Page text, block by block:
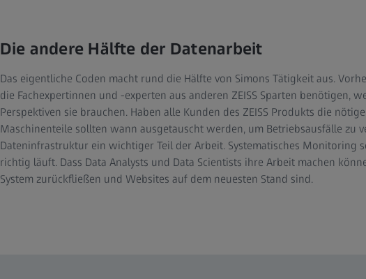
Die andere Hälfte der Datenarbeit
Das eigentliche Coden macht rund die Hälfte von Simons Tätigkeit aus.
die Fachexpertinnen und -experten aus anderen ZEISS Sparten benötigen,
Perspektiven sie brauchen. Haben alle Kunden des ZEISS Produkts die
Maschinenteile sollten wann ausgetauscht werden, um Betriebsausfälle zu
Dateninfrastruktur ein wichtiger Teil der Arbeit. Systematisches Monitoring
richtig läuft. Dass Data Analysts und Data Scientists ihre Arbeit machen
System zurückfließen und Websites auf dem neuesten Stand sind.